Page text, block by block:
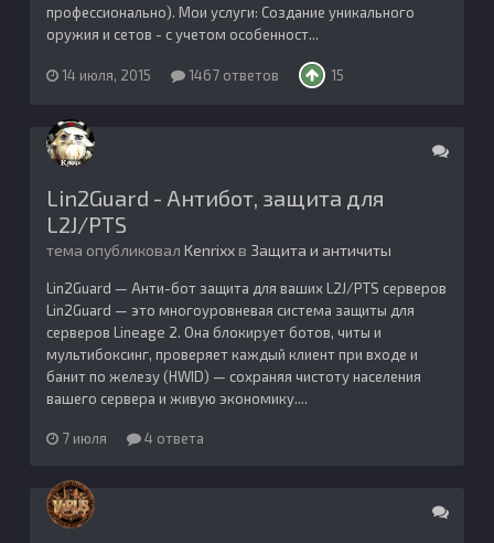
профессионально). Мои услуги: Создание уникального
оружия и сетов - с учетом особенност...
14 июля, 2015 1467 ответов 15
Lin2Guard - Антибот, защита для
L2J/PTS
тема опубликовал Kenrixxв Защита и античиты
Lin2Guard — Анти-бот защита для ваших L2J/PTS серверов
Lin2Guard — это многоуровневая система защиты для
серверов Lineage 2. Она блокирует ботов, читы и
мультибоксинг, проверяет каждый клиент при входе и
банит по железу (HWID) — сохраняя чистоту населения
вашего сервера и живую экономику....
7 июля 4 ответа